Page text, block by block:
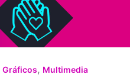
Gráficos, Multimedia